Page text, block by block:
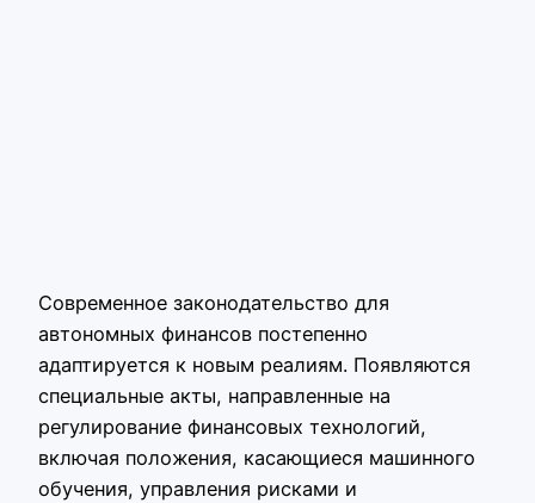
Современное законодательство для
автономных финансов постепенно
адаптируется к новым реалиям. Появляются
специальные акты, направленные на
регулирование финансовых технологий,
включая положения, касающиеся машинного
обучения, управления рисками и